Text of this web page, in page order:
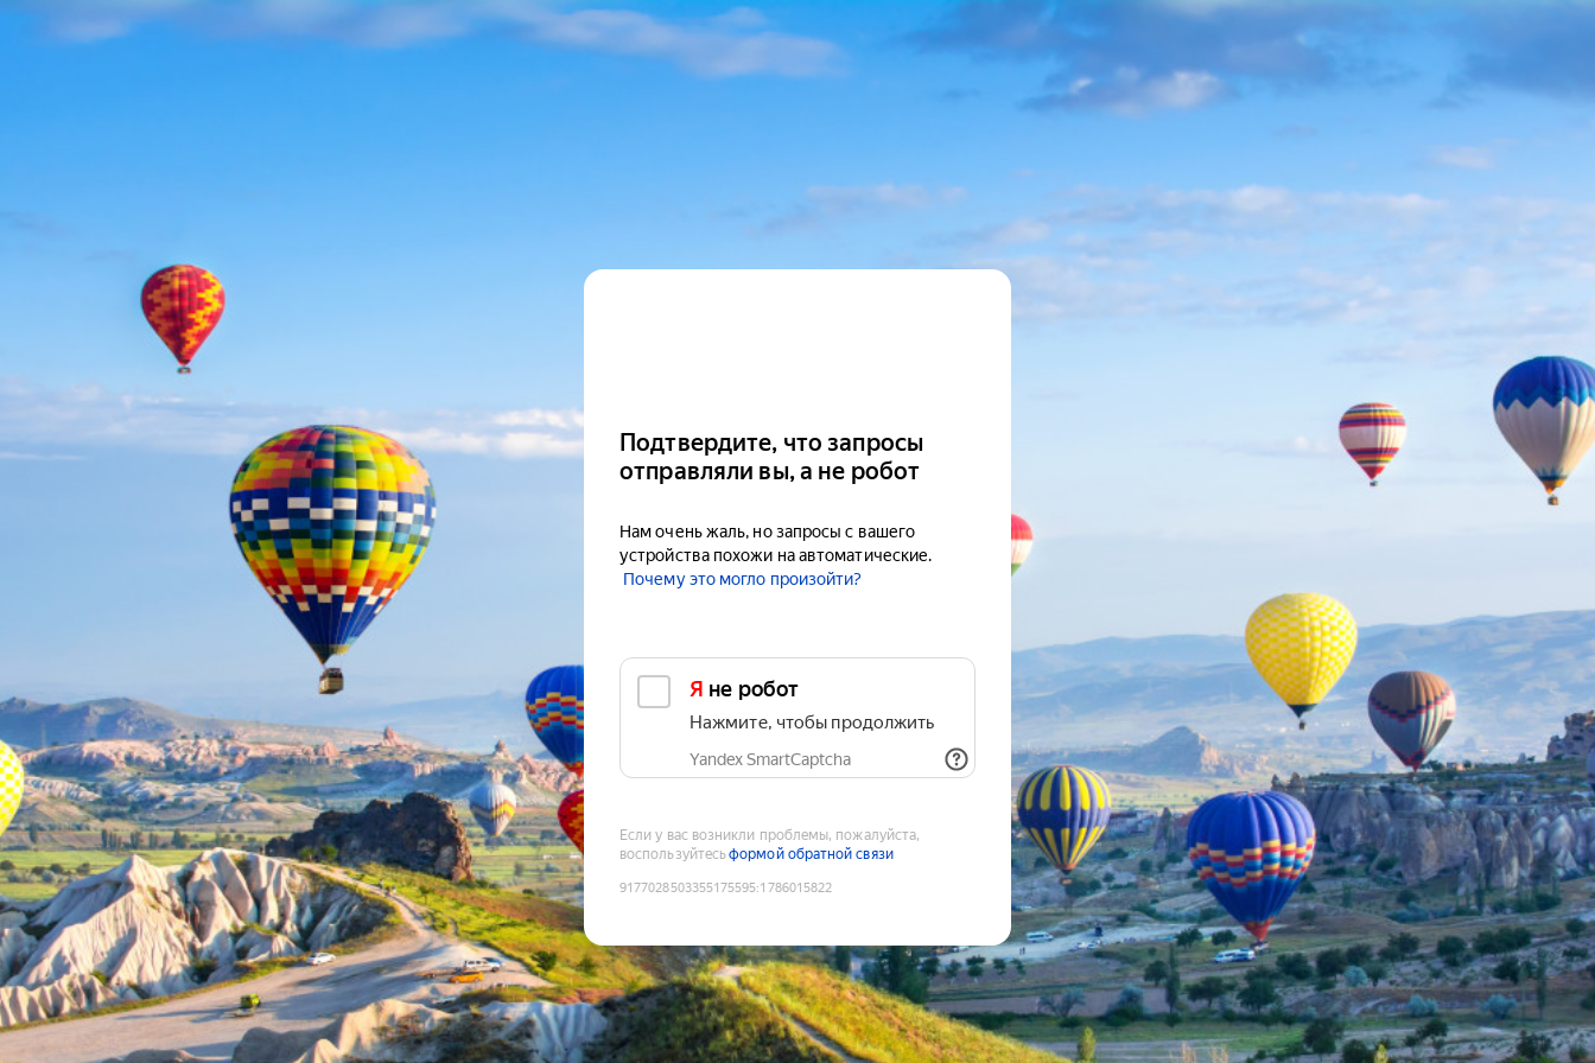
Подтвердите, что запросы
отправляли вы, а не робот
Нам очень жаль, но запросы с вашего
устройства похожи на автоматические.
Почему это могло произойти?
Я не робот
Нажмите, чтобы продолжить
Yandex SmartCaptcha
Если у вас возникли проблемы, пожалуйста,
воспользуйтесьформой обратной связи
9177028503355175595:1786015822